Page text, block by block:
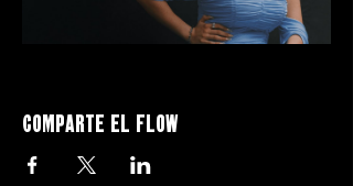
Comparte el flow